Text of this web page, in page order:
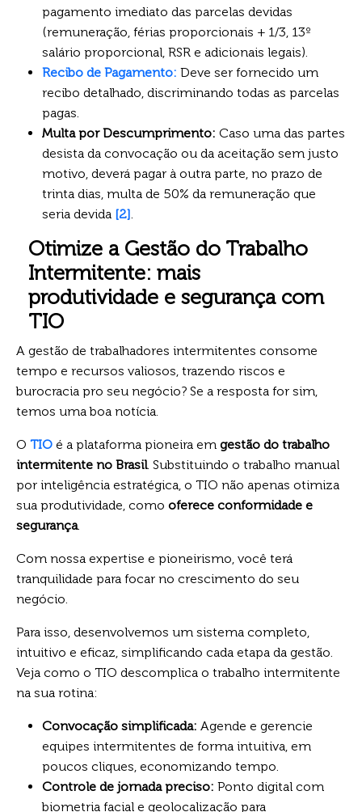
pagamento imediato das parcelas devidas
(remuneração, férias proporcionais + 1/3, 13º
salário proporcional, RSR e adicionais legais).
Recibo de Pagamento: Deve ser fornecido um
recibo detalhado, discriminando todas as parcelas
pagas.
Multa por Descumprimento: Caso uma das partes
desista da convocação ou da aceitação sem justo
motivo, deverá pagar à outra parte, no prazo de
trinta dias, multa de 50% da remuneração que
seria devida [2].
Otimize a Gestão do Trabalho
Intermitente: mais
produtividade e segurança com
TIO
A gestão de trabalhadores intermitentes consome
tempo e recursos valiosos, trazendo riscos e
burocracia pro seu negócio? Se a resposta for sim,
temos uma boa notícia.
O TIO é a plataforma pioneira em gestão do trabalho
intermitente no Brasil. Substituindo o trabalho manual
por inteligência estratégica, o TIO não apenas otimiza
sua produtividade, como oferece conformidade e
segurança.
Com nossa expertise e pioneirismo, você terá
tranquilidade para focar no crescimento do seu
negócio.
Para isso, desenvolvemos um sistema completo,
intuitivo e eficaz, simplificando cada etapa da gestão.
Veja como o TIO descomplica o trabalho intermitente
na sua rotina:
Convocação simplificada: Agende e gerencie
equipes intermitentes de forma intuitiva, em
poucos cliques, economizando tempo.
Controle de jornada preciso: Ponto digital com
biometria facial e geolocalização para